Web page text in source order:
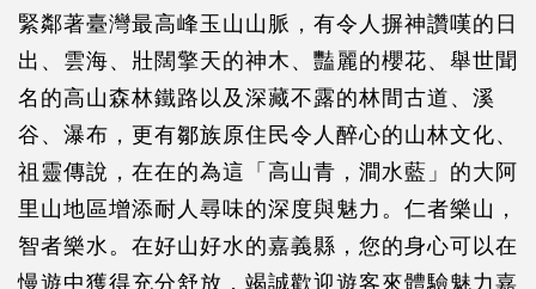
緊鄰著臺灣最高峰玉山山脈，有令人摒神讚嘆的日
出、雲海、壯闊擎天的神木、豔麗的櫻花、舉世聞
名的高山森林鐵路以及深藏不露的林間古道、溪
谷、瀑布，更有鄒族原住民令人醉心的山林文化、
祖靈傳說，在在的為這「高山青，澗水藍」的大阿
里山地區增添耐人尋味的深度與魅力。仁者樂山，
智者樂水。在好山好水的嘉義縣，您的身心可以在
慢遊中獲得充分舒放，竭誠歡迎遊客來體驗魅力嘉